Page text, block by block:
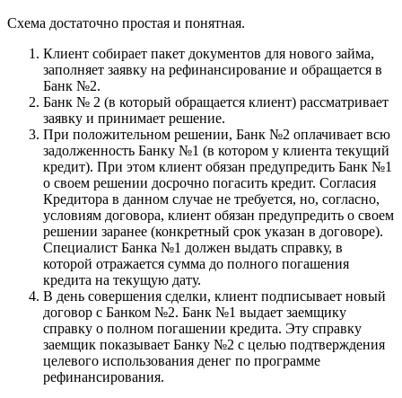
Схема достаточно простая и понятная.
Клиент собирает пакет документов для нового займа,
заполняет заявку на рефинансирование и обращается в
Банк №2.
Банк № 2 (в который обращается клиент) рассматривает
заявку и принимает решение.
При положительном решении, Банк №2 оплачивает всю
задолженность Банку №1 (в котором у клиента текущий
кредит). При этом клиент обязан предупредить Банк №1
о своем решении досрочно погасить кредит. Согласия
Кредитора в данном случае не требуется, но, согласно,
условиям договора, клиент обязан предупредить о своем
решении заранее (конкретный срок указан в договоре).
Специалист Банка №1 должен выдать справку, в
которой отражается сумма до полного погашения
кредита на текущую дату.
В день совершения сделки, клиент подписывает новый
договор с Банком №2. Банк №1 выдает заемщику
справку о полном погашении кредита. Эту справку
заемщик показывает Банку №2 с целью подтверждения
целевого использования денег по программе
рефинансирования.